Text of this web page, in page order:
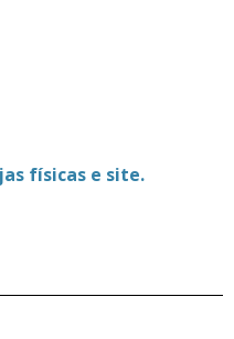
físicas e site.